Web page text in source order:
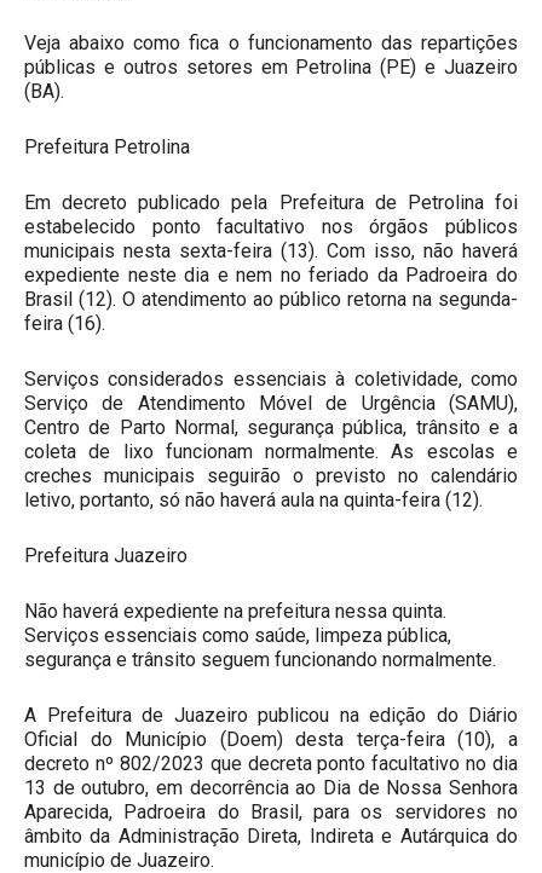
Veja abaixo como fica o funcionamento das repartições
públicas e outros setores em Petrolina (PE) e Juazeiro
(BA).
Prefeitura Petrolina
Em decreto publicado pela Prefeitura de Petrolina foi
estabelecido ponto facultativo nos órgãos públicos
municipais nesta sexta-feira (13). Com isso, não haverá
expediente neste dia e nem no feriado da Padroeira do
Brasil (12). O atendimento ao público retorna na segunda-
feira (16).
Serviços considerados essenciais à coletividade, como
Serviço de Atendimento Móvel de Urgência (SAMU),
Centro de Parto Normal, segurança pública, trânsito e a
coleta de lixo funcionam normalmente. As escolas e
creches municipais seguirão o previsto no calendário
letivo, portanto, só não haverá aula na quinta-feira (12).
Prefeitura Juazeiro
Não haverá expediente na prefeitura nessa quinta.
Serviços essenciais como saúde, limpeza pública,
segurança e trânsito seguem funcionando normalmente.
A Prefeitura de Juazeiro publicou na edição do Diário
Oficial do Município (Doem) desta terça-feira (10), a
decreto nº 802/2023 que decreta ponto facultativo no dia
13 de outubro, em decorrência ao Dia de Nossa Senhora
Aparecida, Padroeira do Brasil, para os servidores no
âmbito da Administração Direta, Indireta e Autárquica do
município de Juazeiro.